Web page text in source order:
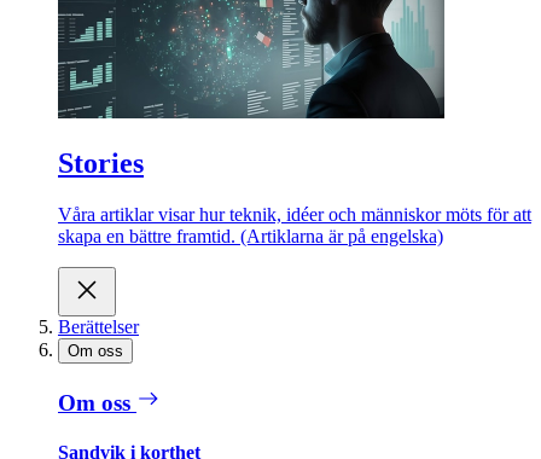
Stories
Våra artiklar visar hur teknik, idéer och människor möts för att
skapa en bättre framtid. (Artiklarna är på engelska)
Berättelser
Om oss
Om oss
Sandvik i korthet